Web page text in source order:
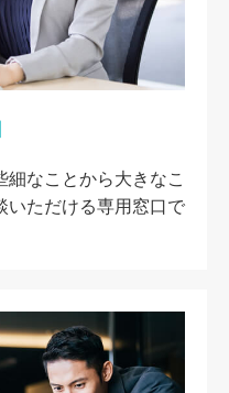
なことから大きなこ
いただける専用窓口で